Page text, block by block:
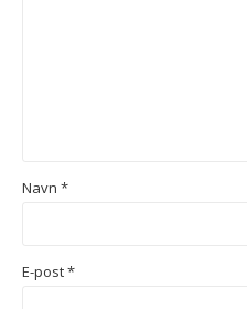
Navn *
E-post*